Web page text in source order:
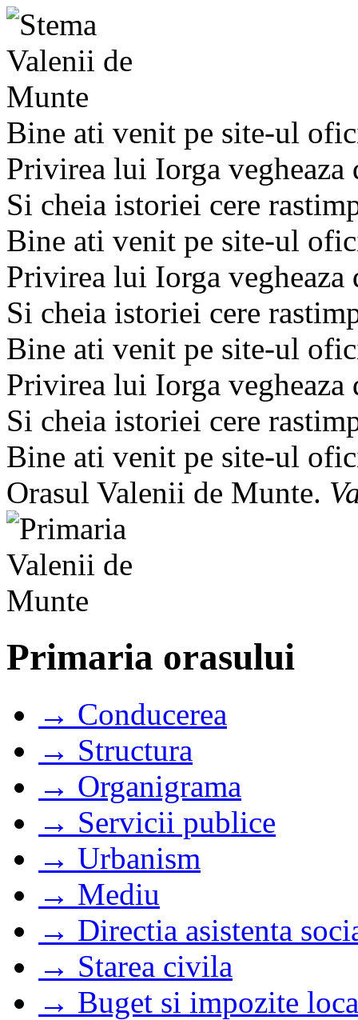
Bine ati venit pe site-ul
Privirea lui Iorga
Si cheia istoriei cere
Bine ati venit pe site-ul
Privirea lui Iorga
Si cheia istoriei cere
Bine ati venit pe site-ul
Privirea lui Iorga
Si cheia istoriei cere
Bine ati venit pe site-ul
Orasul Valenii de Munte.
Primaria orasului
→ Conducerea
→ Structura
→ Organigrama
→ Servicii publice
→ Urbanism
→ Mediu
→ Directia asistenta
→ Starea civila
→ Buget si impozite